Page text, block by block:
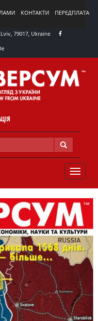
КОНТАКТИ ПЕРЕДПЛАТА
79017, Ukraine
TOGGLE